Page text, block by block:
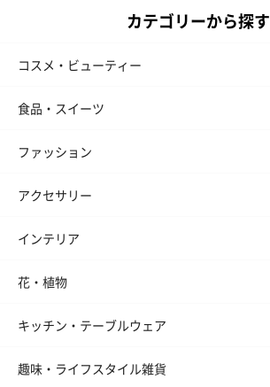
カテゴリーから探す
コスメ・ビューティー
食品・スイーツ
ファッション
アクセサリー
インテリア
花・植物
キッチン・テーブルウェア
趣味・ライフスタイル雑貨